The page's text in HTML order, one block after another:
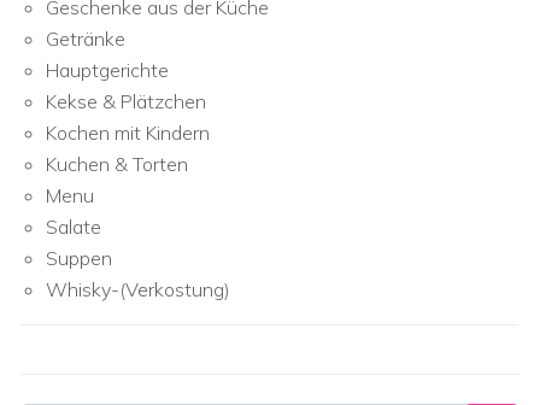
Geschenke aus der Küche
Getränke
Hauptgerichte
Kekse & Plätzchen
Kochen mit Kindern
Kuchen & Torten
Menu
Salate
Suppen
Whisky-(Verkostung)